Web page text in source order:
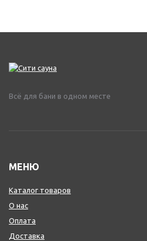
Всё для бани в одном месте
МЕНЮ
Каталог товаров
О нас
Оплата
Доставка